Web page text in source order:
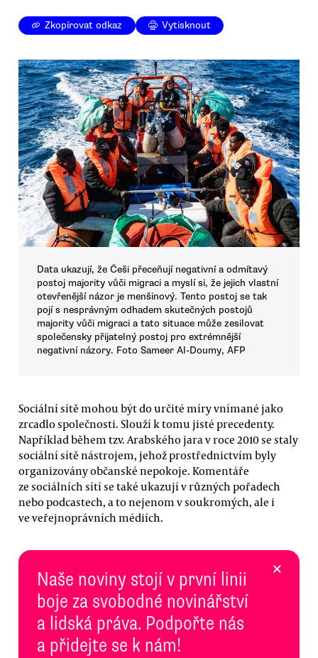
Zkopírovat odkaz Vytisknout
Data ukazují, že Češi přeceňují negativní a odmítavý
postoj majority vůči migraci a myslí si, že jejich vlastní
otevřenější názor je menšinový. Tento postoj se tak
pojí s nesprávným odhadem skutečných postojů
majority vůči migraci a tato situace může zesilovat
společensky přijatelný postoj pro extrémnější
negativní názory. Foto Sameer Al-Doumy, AFP
Sociální sítě mohou být do určité míry vnímané jako
zrcadlo společnosti. Slouží k tomu jisté precedenty.
Například během tzv. Arabského jara v roce 2010 se staly
sociální sítě nástrojem, jehož prostřednictvím byly
organizovány občanské nepokoje. Komentáře
ze sociálních sítí se také ukazují v různých pořadech
nebo podcastech, a to nejenom v soukromých, ale i
ve veřejnoprávních médiích.
Naše noviny stojí v první linii
boje za svobodné novinářství
a lidská práva. Podpořte nás
a přidejte se k nám!
×